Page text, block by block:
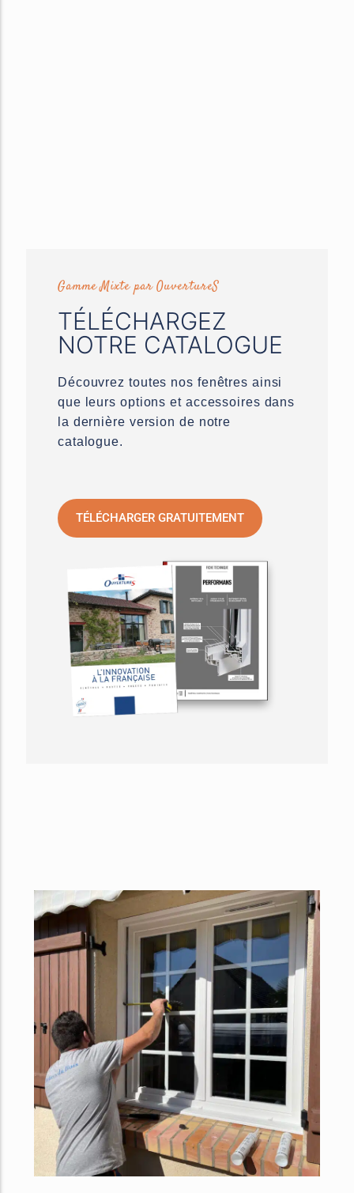
Gamme Mixte par OuvertureS
TÉLÉCHARGEZ
NOTRE CATALOGUE
Découvrez toutes nos fenêtres ainsi
que leurs options et accessoires dans
la dernière version de notre
catalogue.
TÉLÉCHARGER GRATUITEMENT